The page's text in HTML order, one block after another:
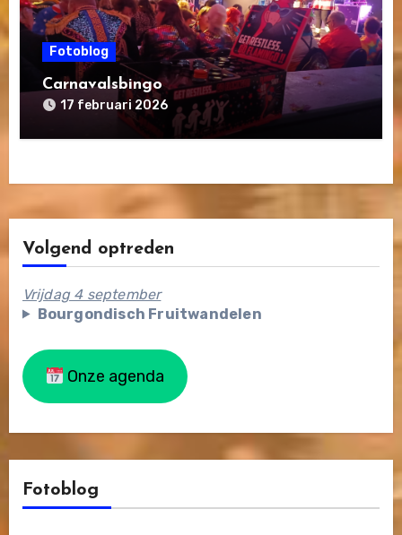
Fotoblog
Carnavalsbingo
17 februari 2026
Volgend optreden
Vrijdag 4 september
Bourgondisch Fruitwandelen
Onze agenda
Fotoblog